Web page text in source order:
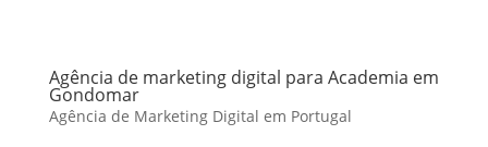
Agência de marketing digital para Academia em
Gondomar
Agência de Marketing Digital em Portugal